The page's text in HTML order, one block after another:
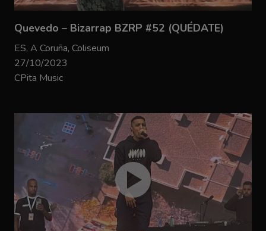
Quevedo – Bizarrap BZRP #52 (QUÉDATE)
ES, A Coruña, Coliseum
27/10/2023
CPita Music